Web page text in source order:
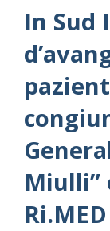
In Sud
Miulli”
Ri.MED